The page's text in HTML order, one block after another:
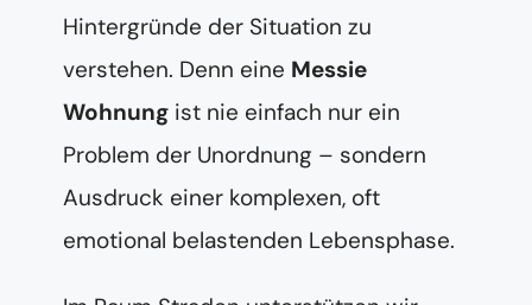
Hintergründe der Situation zu
verstehen. Denn eine Messie
Wohnung ist nie einfach nur ein
Problem der Unordnung – sondern
Ausdruck einer komplexen, oft
emotional belastenden Lebensphase.